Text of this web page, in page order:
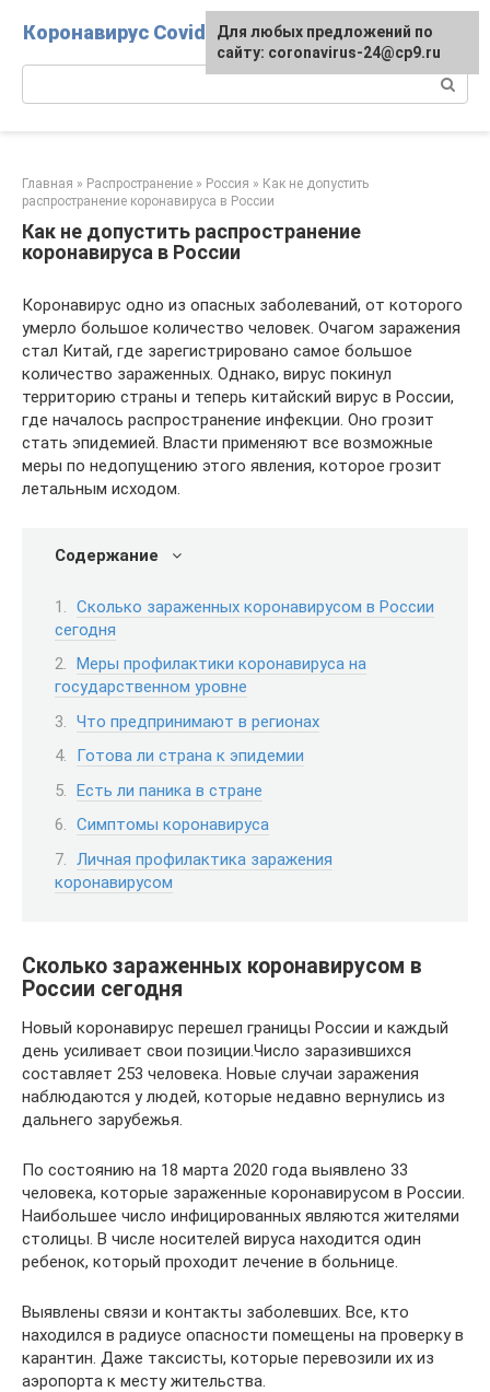
Коронавирус Covid-19
Главная » Распространение » Россия » Как не допустить
распространение коронавируса в России
Как не допустить распространение
коронавируса в России
Коронавирус одно из опасных заболеваний, от которого
умерло большое количество человек. Очагом заражения
стал Китай, где зарегистрировано самое большое
количество зараженных. Однако, вирус покинул
территорию страны и теперь китайский вирус в России,
где началось распространение инфекции. Оно грозит
стать эпидемией. Власти применяют все возможные
меры по недопущению этого явления, которое грозит
летальным исходом.
Содержание
Сколько зараженных коронавирусом в России
сегодня
Меры профилактики коронавируса на
государственном уровне
Что предпринимают в регионах
Готова ли страна к эпидемии
Есть ли паника в стране
Симптомы коронавируса
Личная профилактика заражения
коронавирусом
Сколько зараженных коронавирусом в
России сегодня
Новый коронавирус перешел границы России и каждый
день усиливает свои позиции.Число заразившихся
составляет 253 человека. Новые случаи заражения
наблюдаются у людей, которые недавно вернулись из
дальнего зарубежья.
По состоянию на 18 марта 2020 года выявлено 33
человека, которые зараженные коронавирусом в России.
Наибольшее число инфицированных являются жителями
столицы. В числе носителей вируса находится один
ребенок, который проходит лечение в больнице.
Выявлены связи и контакты заболевших. Все, кто
находился в радиусе опасности помещены на проверку в
карантин. Даже таксисты, которые перевозили их из
аэропорта к месту жительства.
Для любых предложений по
сайту: coronavirus-24@cp9.ru